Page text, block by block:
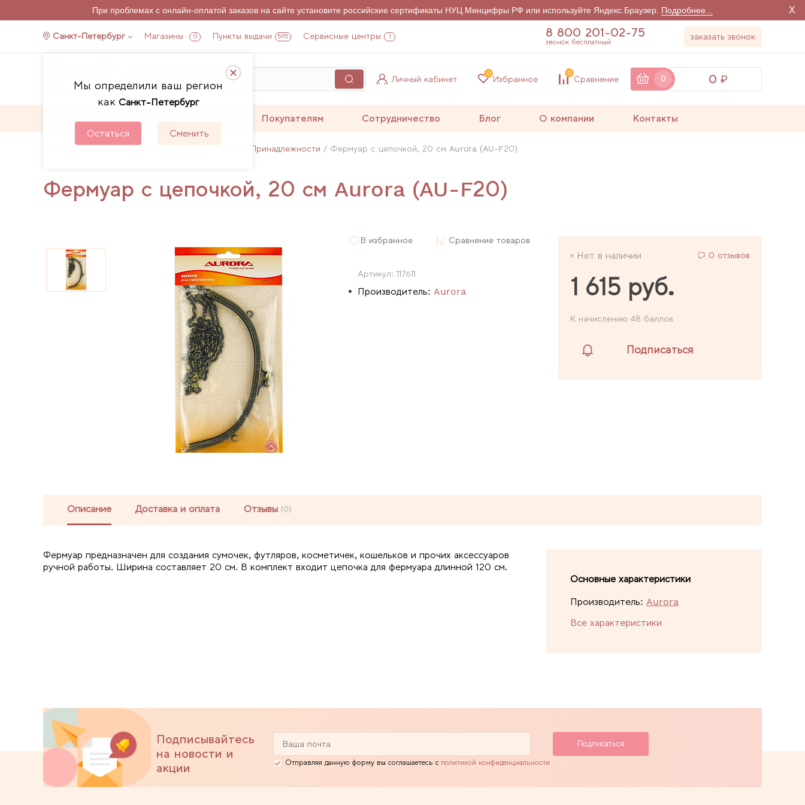
При проблемах с онлайн-оплатой заказов на сайте установите российские сертификаты НУЦ Минцифры РФ или используйте Яндекс.Браузер. Подробнее... X
Санкт-Петербург Магазины 0 Пункты выдачи 595 Сервисные центры 1
Мы определили ваш регион
как Санкт-Петербург
Остаться Сменить
8 800 201-02-75
звонок бесплатный
заказать звонок
Личный кабинет Избранное
0
Сравнение
0
0 0
Покупателям Сотрудничество Блог О компании Контакты
Каталог Аксессуары для пэчворка Принадлежности Фермуар с цепочкой, 20 см Aurora (AU-F20)
Фермуар с цепочкой, 20 см Aurora (AU-F20)
В избранное Сравнение товаров
Артикул: 117611
Производитель: Aurora
Нет в наличии 0 отзывов
1 615 руб.
К начислению 48 баллов
Подписаться
Описание Доставка и оплата Отзывы (0)
Фермуар предназначен для создания сумочек, футляров, косметичек, кошельков и прочих аксессуаров
ручной работы. Ширина составляет 20 см. В комплект входит цепочка для фермуара длинной 120 см.
Основные характеристики
Производитель: Aurora
Все характеристики
Подписывайтесь
на новости и
акции
Отправляя данную форму вы соглашаетесь с политикой конфиденциальности